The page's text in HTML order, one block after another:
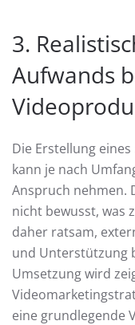
3.
Aufwands
Die Erstellung
kann je nach
Anspruch nehmen.
nicht bewusst, was
daher ratsam,
und Unterstützung
Umsetzung wird
eine grundlegende